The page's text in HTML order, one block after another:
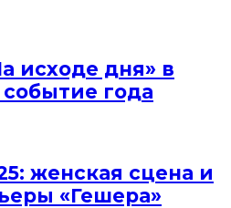
исходе дня» в
года
женская сцена и
«Гешера»